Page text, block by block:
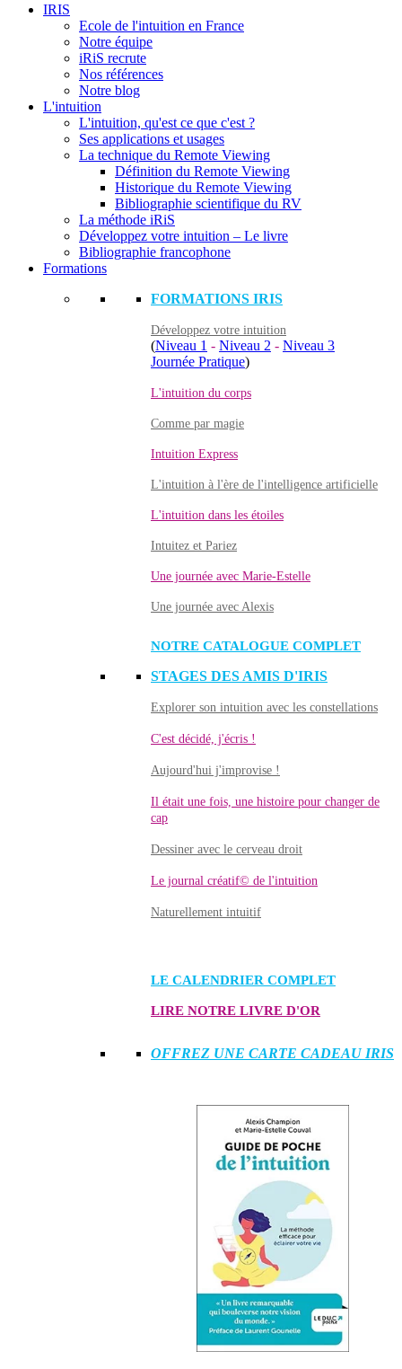
IRIS
Ecole de l'intuition en France
Notre équipe
iRiS recrute
Nos références
Notre blog
L'intuition
L'intuition, qu'est ce que c'est ?
Ses applications et usages
La technique du Remote Viewing
Définition du Remote Viewing
Historique du Remote Viewing
Bibliographie scientifique du RV
La méthode iRiS
Développez votre intuition – Le livre
Bibliographie francophone
Formations
FORMATIONS IRIS
Développez votre intuition
(Niveau 1 - Niveau 2 - Niveau 3
Journée Pratique)
L'intuition du corps
Comme par magie
Intuition Express
L'intuition à l'ère de l'intelligence artificielle
L'intuition dans les étoiles
Intuitez et Pariez
Une journée avec Marie-Estelle
Une journée avec Alexis
NOTRE CATALOGUE COMPLET
STAGES DES AMIS D'IRIS
Explorer son intuition avec les constellations
C'est décidé, j'écris !
Aujourd'hui j'improvise !
Il était une fois, une histoire pour changer de
cap
Dessiner avec le cerveau droit
Le journal créatif© de l'intuition
Naturellement intuitif
LE CALENDRIER COMPLET
LIRE NOTRE LIVRE D'OR
OFFREZ UNE CARTE CADEAU IRIS